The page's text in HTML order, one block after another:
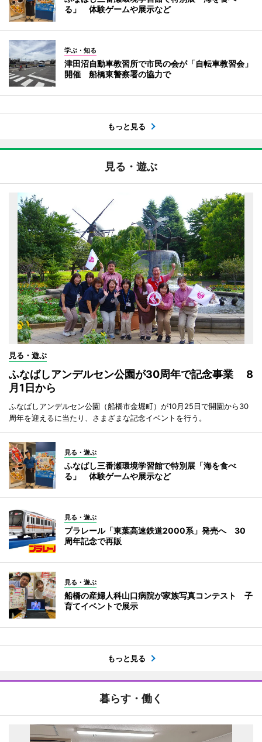
る」 体験ゲームや展示など
学ぶ・知る
津田沼自動車教習所で市民の会が「自転車教習会」
開催 船橋東警察署の協力で
もっと見る
見る・遊ぶ
見る・遊ぶ
ふなばしアンデルセン公園が30周年で記念事業 8
月1日から
ふなばしアンデルセン公園（船橋市金堀町）が10月25日で開園から30
周年を迎えるに当たり、さまざまな記念イベントを行う。
見る・遊ぶ
ふなばし三番瀬環境学習館で特別展「海を食べ
る」 体験ゲームや展示など
見る・遊ぶ
プラレール「東葉高速鉄道2000系」発売へ 30
周年記念で再販
見る・遊ぶ
船橋の産婦人科山口病院が家族写真コンテスト 子
育てイベントで展示
もっと見る
暮らす・働く